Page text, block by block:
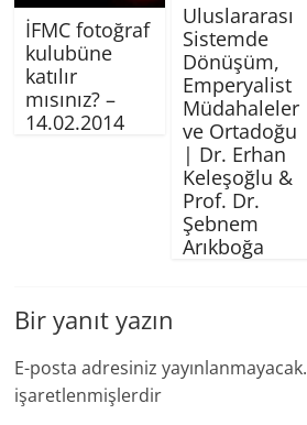
İFMC fotoğraf
kulubüne
katılır
mısınız? –
14.02.2014
Uluslararası
Sistemde
Dönüşüm,
Emperyalist
Müdahaleler
ve Ortadoğu
| Dr. Erhan
Keleşoğlu &
Prof. Dr.
Şebnem
Arıkboğa
Bir yanıt yazın
E-posta adresiniz yayınlanmayacak.
işaretlenmişlerdir